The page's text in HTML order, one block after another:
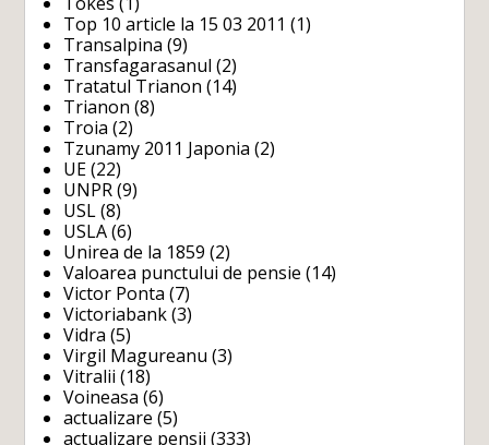
Top 10 article la 15 03 2011 (1)
Transalpina (9)
Transfagarasanul (2)
Tratatul Trianon (14)
Trianon (8)
Troia (2)
Tzunamy 2011 Japonia (2)
UE (22)
UNPR (9)
USL (8)
USLA (6)
Unirea de la 1859 (2)
Valoarea punctului de pensie (14)
Victor Ponta (7)
Victoriabank (3)
Vidra (5)
Virgil Magureanu (3)
Vitralii (18)
Voineasa (6)
actualizare (5)
actualizare pensii (333)